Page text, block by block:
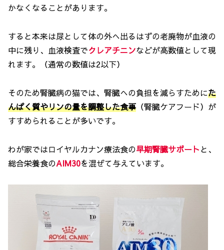
かなくなることがあります。
すると本来は尿として体の外へ出るはずの老廃物が血液の
中に残り、血液検査でクレアチニンなどが高数値として現
れます。（通常の数値は2以下）
そのため腎臓病の猫では、腎臓への負担を減らすためにた
んぱく質やリンの量を調整した食事 （腎臓ケアフード）が
すすめられることが多いです。
わが家ではロイヤルカナン療法食の早期腎臓サポートと、
総合栄養食のAIM30を混ぜて与えています。